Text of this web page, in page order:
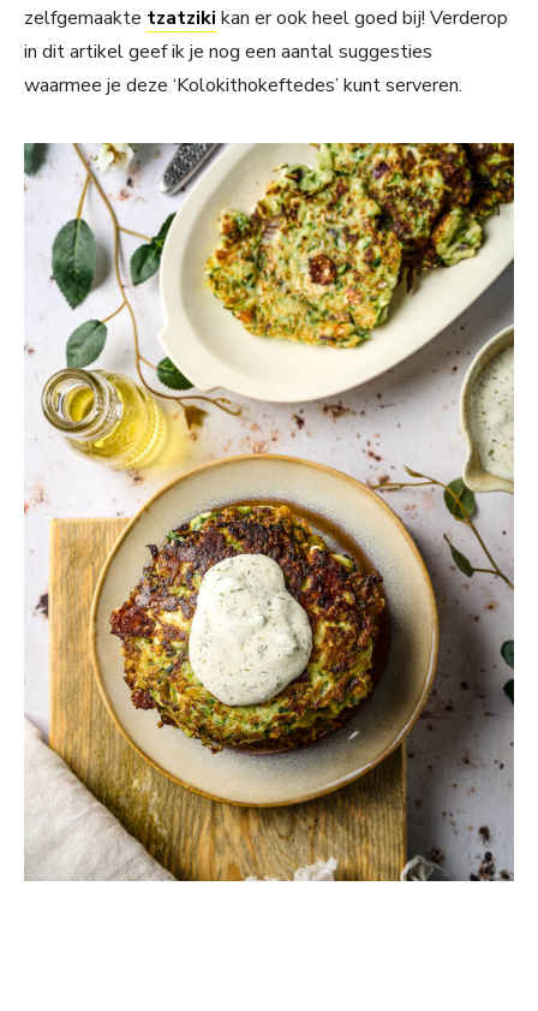
zelfgemaakte tzatziki kan er ook heel goed bij! Verderop
in dit artikel geef ik je nog een aantal suggesties
waarmee je deze ‘Kolokithokeftedes’ kunt serveren.